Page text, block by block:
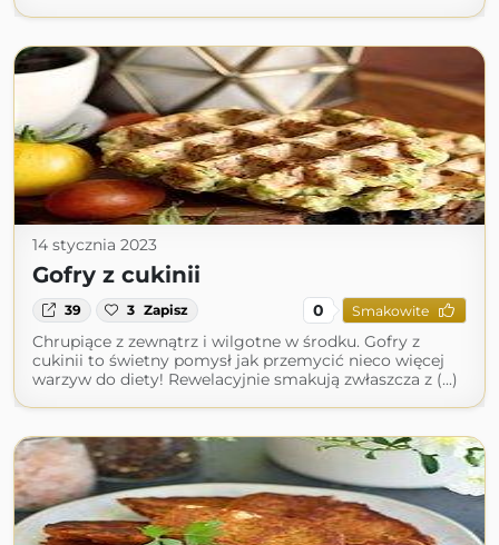
14 stycznia 2023
Gofry z cukinii
39 3 Zapisz 0 Smakowite
Chrupiące z zewnątrz i wilgotne w środku. Gofry z
cukinii to świetny pomysł jak przemycić nieco więcej
warzyw do diety! Rewelacyjnie smakują zwłaszcza z (...)